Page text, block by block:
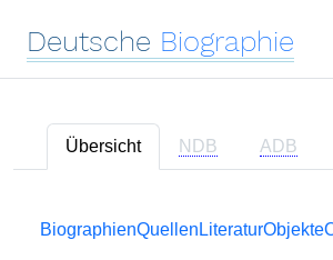
Deutsche Biographie
Übersicht NDB ADB
BiographienQuellen LiteraturObjekte